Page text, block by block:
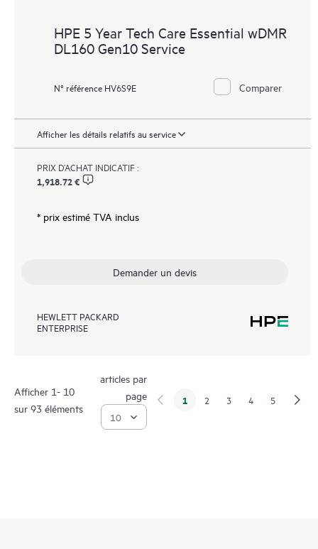
HPE 5 Year Tech Care Essential wDMR
DL160 Gen10 Service
N° référence HV6S9E Comparer
Afficher les détails relatifs au service
PRIX D’ACHAT INDICATIF :
1,918.72 €
* prix estimé TVA inclus
Demander un devis
HEWLETT PACKARD
ENTERPRISE
Afficher 1- 10
sur 93 éléments
articles par
page
1 2 3 4 5